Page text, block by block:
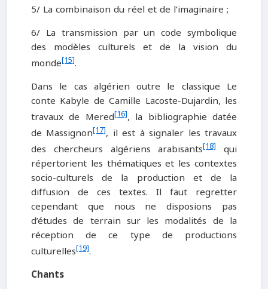
5/ La combinaison du réel et de l’imaginaire ;
6/ La transmission par un code symbolique
des modèles culturels et de la vision du
monde[15].
Dans le cas algérien outre le classique Le
conte Kabyle de Camille Lacoste-Dujardin, les
travaux de Mered[16], la bibliographie datée
de Massignon[17], il est à signaler les travaux
des chercheurs algériens arabisants[18] qui
répertorient les thématiques et les contextes
socio-culturels de la production et de la
diffusion de ces textes. Il faut regretter
cependant que nous ne disposions pas
d’études de terrain sur les modalités de la
réception de ce type de productions
culturelles[19].
Chants